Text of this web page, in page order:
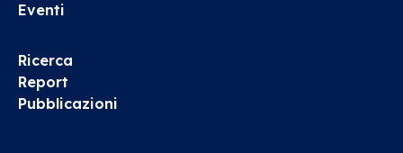
Eventi
Ricerca
Report
Pubblicazioni